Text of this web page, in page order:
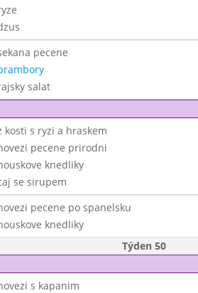
pecene
salat
kosti s ryzi a hraskem
pecene prirodni
knedliky
se sirupem
pecene po spanelsku
knedliky
Týden 50
s kapanim